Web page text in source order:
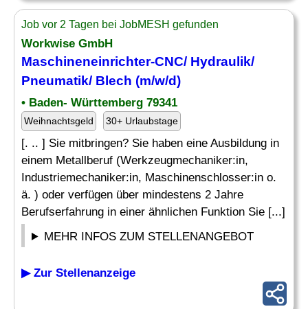
Job vor 2 Tagen bei JobMESH gefunden
Workwise GmbH
Maschineneinrichter-CNC/ Hydraulik/
Pneumatik/ Blech (m/w/d)
• Baden- Württemberg 79341
Weihnachtsgeld 30+ Urlaubstage
[. .. ] Sie mitbringen? Sie haben eine Ausbildung in
einem Metallberuf (Werkzeugmechaniker:in,
Industriemechaniker:in, Maschinenschlosser:in o.
ä. ) oder verfügen über mindestens 2 Jahre
Berufserfahrung in einer ähnlichen Funktion Sie [...]
MEHR INFOS ZUM STELLENANGEBOT
▶ Zur Stellenanzeige